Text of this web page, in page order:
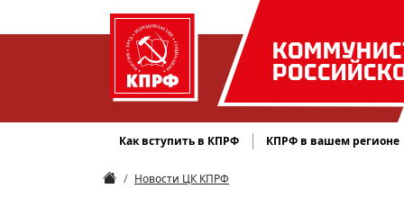
Как вступить в КПРФ КПРФ в вашем регионе
Новости ЦК КПРФ